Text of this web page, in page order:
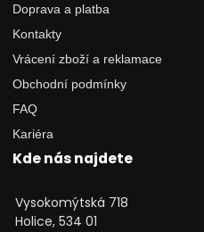
Doprava a platba
Kontakty
Vrácení zboží a reklamace
Obchodní podmínky
FAQ
Kariéra
Kde nás najdete
Vysokomýtská 718
Holice, 534 01